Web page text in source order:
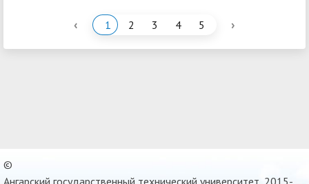
‹ 1 2 3 4 5 ›
©
Ангарский государственный технический университет, 2015-